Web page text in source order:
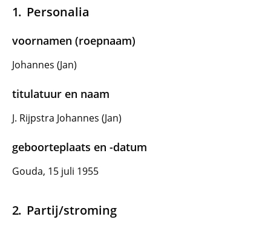
Personalia
voornamen (roepnaam)
Johannes (Jan)
titulatuur en naam
J. Rijpstra Johannes (Jan)
geboorteplaats en -datum
Gouda, 15 juli 1955
Partij/stroming